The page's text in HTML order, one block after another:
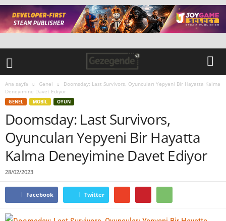
Ana sayfa Genel
Doomsday: Last Survivors, Oyuncuları Yepyeni Bir Hayatta Kalma
Deneyimine Davet Ediyor
GENEL MOBIL OYUN
Doomsday: Last Survivors,
Oyuncuları Yepyeni Bir Hayatta
Kalma Deneyimine Davet Ediyor
28/02/2023
Facebook Twitter